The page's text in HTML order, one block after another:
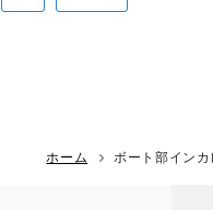
ホーム ボート部インカ